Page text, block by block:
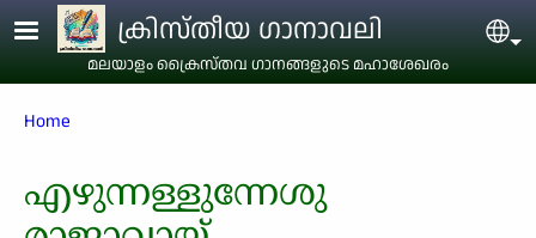
Skip to main contentക്രിസ്തീയ ഗാനാവലി
മലയാളം ക്രൈസ്തവ ഗാനങ്ങളുടെ മഹാശേഖരം
Breadcrumb
Home
എഴുന്നള്ളുന്നേശു